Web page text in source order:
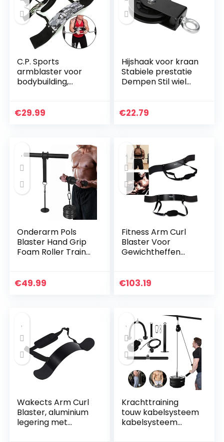
C.P. Sports
armblaster voor
bodybuilding,
bicepstrainer,
€29.99
Hijshaak voor kraan
Stabiele prestatie
Dempen Stil wiel
fitnessapparatuur
€22.79
Onderarm Pols
Blaster Hand Grip
Foam Roller Trainer
Thuis Fitness
€49.99
Fitness Arm Curl
Blaster Voor
Gewichtheffen
Ondersteuning
€103.19
Wakects Arm Curl
Blaster, aluminium
legering met
Krachttraining
touw kabelsysteem
kabelsysteem